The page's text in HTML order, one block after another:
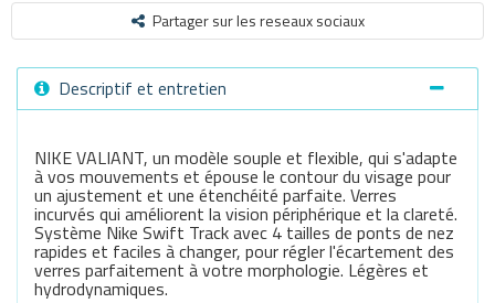
Partager sur les reseaux sociaux
Descriptif et entretien
NIKE VALIANT, un modèle souple et flexible, qui s'adapte
à vos mouvements et épouse le contour du visage pour
un ajustement et une étenchéité parfaite. Verres
incurvés qui améliorent la vision périphérique et la clareté.
Système Nike Swift Track avec 4 tailles de ponts de nez
rapides et faciles à changer, pour régler l'écartement des
verres parfaitement à votre morphologie. Légères et
hydrodynamiques.